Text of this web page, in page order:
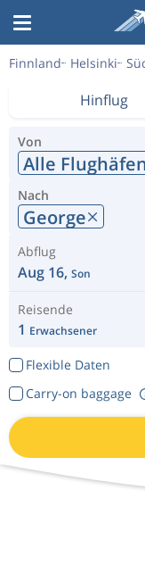
Finnland Helsinki
Hinflug
Von
Alle
Nach
George
Abflug
Aug 16, Son
Reisende
1 Erwachsener
Flexible Daten
Carry-on baggage